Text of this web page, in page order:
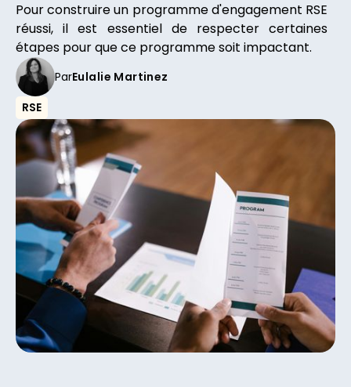
Pour construire un programme d'engagement RSE
réussi, il est essentiel de respecter certaines
étapes pour que ce programme soit impactant.
ParEulalie Martinez
RSE